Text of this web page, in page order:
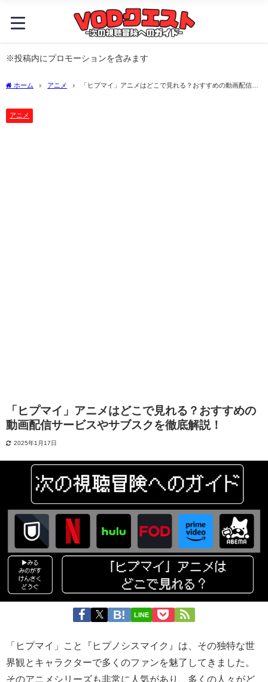
※投稿内にプロモーションを含みます
ホーム アニメ
「ヒプマイ」アニメはどこで見れる？おすすめの動画配信サ
アニメ
「ヒプマイ」アニメはどこで見れる？おすすめの
動画配信サービスやサブスクを徹底解説！
2025年1月17日
LINE
「ヒプマイ」こと『ヒプノシスマイク』は、その独特な世
界観とキャラクターで多くのファンを魅了してきました。
そのアニメシリーズも非常に人気があり、多くの人々がど